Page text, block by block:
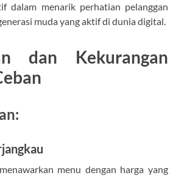
dalam menarik perhatian pelanggan
muda yang aktif di dunia digital.
dan Kekurangan
menu dengan harga yang